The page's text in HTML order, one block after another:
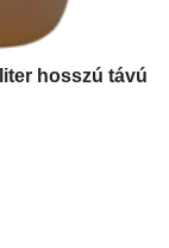
hosszú távú